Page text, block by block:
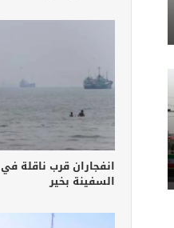
انفجاران قرب ناقلة
السفينة بخير